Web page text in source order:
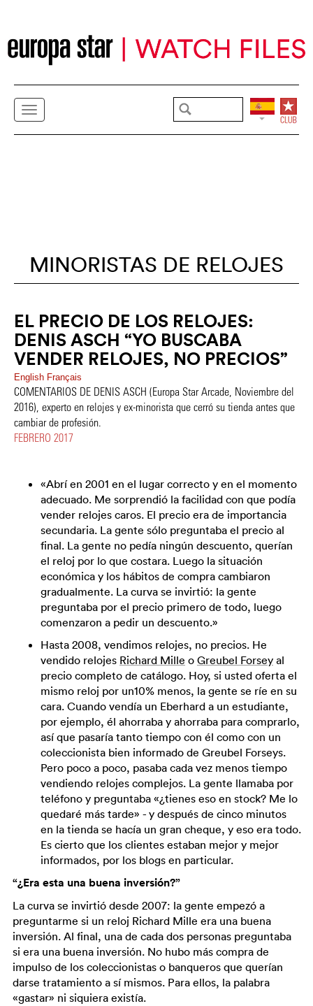
MINORISTAS DE RELOJES
EL PRECIO DE LOS RELOJES:
DENIS ASCH “YO BUSCABA
VENDER RELOJES, NO PRECIOS”
English Français
COMENTARIOS DE DENIS ASCH (Europa Star Arcade, Noviembre del
2016), experto en relojes y ex-minorista que cerró su tienda antes que
cambiar de profesión.
FEBRERO 2017
«Abrí en 2001 en el lugar correcto y en el momento
adecuado. Me sorprendió la facilidad con que podía
vender relojes caros. El precio era de importancia
secundaria. La gente sólo preguntaba el precio al
final. La gente no pedía ningún descuento, querían
el reloj por lo que costara. Luego la situación
económica y los hábitos de compra cambiaron
gradualmente. La curva se invirtió: la gente
preguntaba por el precio primero de todo, luego
comenzaron a pedir un descuento.»
Hasta 2008, vendimos relojes, no precios. He
vendido relojes Richard Mille o Greubel Forsey al
precio completo de catálogo. Hoy, si usted oferta el
mismo reloj por un10% menos, la gente se ríe en su
cara. Cuando vendía un Eberhard a un estudiante,
por ejemplo, él ahorraba y ahorraba para comprarlo,
así que pasaría tanto tiempo con él como con un
coleccionista bien informado de Greubel Forseys.
Pero poco a poco, pasaba cada vez menos tiempo
vendiendo relojes complejos. La gente llamaba por
teléfono y preguntaba «¿tienes eso en stock? Me lo
quedaré más tarde» - y después de cinco minutos
en la tienda se hacía un gran cheque, y eso era todo.
Es cierto que los clientes estaban mejor y mejor
informados, por los blogs en particular.
“¿Era esta una buena inversión?”
La curva se invirtió desde 2007: la gente empezó a
preguntarme si un reloj Richard Mille era una buena
inversión. Al final, una de cada dos personas preguntaba
si era una buena inversión. No hubo más compra de
impulso de los coleccionistas o banqueros que querían
darse tratamiento a sí mismos. Para ellos, la palabra
«gastar» ni siquiera existía.